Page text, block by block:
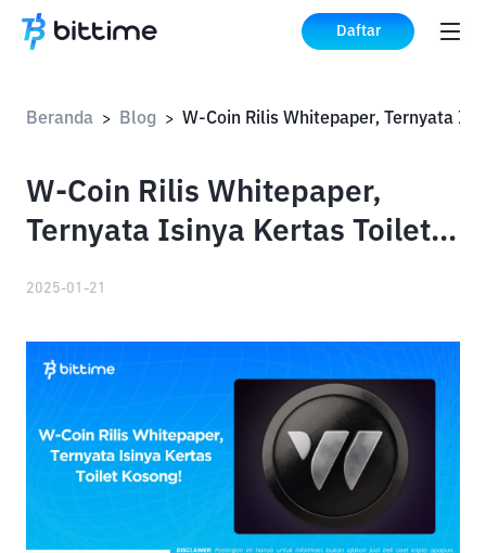
Daftar
Beranda > Blog >
W-Coin Rilis Whitepaper,
Ternyata Isinya Kertas Toilet
2025-01-21